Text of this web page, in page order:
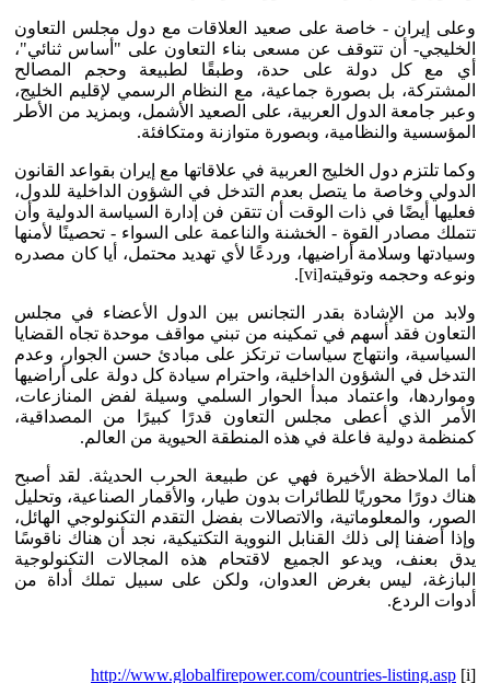
وعلى إيران - خاصة على صعيد العلاقات مع دول مجلس التعاون
الخليجي- أن تتوقف عن مسعى بناء التعاون على "أساس ثنائي"،
أي مع كل دولة على حدة، وطبقًا لطبيعة وحجم المصالح
المشتركة، بل بصورة جماعية، مع النظام الرسمي لإقليم الخليج،
وعبر جامعة الدول العربية، على الصعيد الأشمل، وبمزيد من الأطر
المؤسسية والنظامية، وبصورة متوازنة ومتكافئة.
وكما تلتزم دول الخليج العربية في علاقاتها مع إيران بقواعد القانون
الدولي وخاصة ما يتصل بعدم التدخل في الشؤون الداخلية للدول،
فعليها أيضًا في ذات الوقت أن تتقن فن إدارة السياسة الدولية وأن
تتملك مصادر القوة - الخشنة والناعمة على السواء - تحصينًا لأمنها
وسيادتها وسلامة أراضيها، وردعًا لأي تهديد محتمل، أيا كان مصدره
ونوعه وحجمه وتوقيته[vi].
ولابد من الإشادة بقدر التجانس بين الدول الأعضاء في مجلس
التعاون فقد أسهم في تمكينه من تبني مواقف موحدة تجاه القضايا
السياسية، وانتهاج سياسات ترتكز على مبادئ حسن الجوار، وعدم
التدخل في الشؤون الداخلية، واحترام سيادة كل دولة على أراضيها
ومواردها، واعتماد مبدأ الحوار السلمي وسيلة لفض المنازعات،
الأمر الذي أعطى مجلس التعاون قدرًا كبيرًا من المصداقية،
كمنظمة دولية فاعلة في هذه المنطقة الحيوية من العالم.
أما الملاحظة الأخيرة فهي عن طبيعة الحرب الحديثة. لقد أصبح
هناك دورًا محوريًا للطائرات بدون طيار، والأقمار الصناعية، وتحليل
الصور، والمعلوماتية، والاتصالات بفضل التقدم التكنولوجي الهائل،
وإذا أضفنا إلى ذلك القنابل النووية التكتيكية، نجد أن هناك ناقوسًا
يدق بعنف، ويدعو الجميع لاقتحام هذه المجالات التكنولوجية
البازغة، ليس بغرض العدوان، ولكن على سبيل تملك أداة من
أدوات الردع.
[i]
http://www.globalfirepower.com/countries-listing.asp